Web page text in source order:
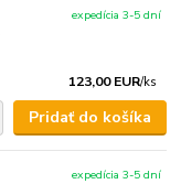
123,00 EUR/ks
expedícia 3-5 dní
Pridať do košíka
expedícia 3-5 dní